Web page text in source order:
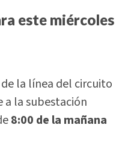
este miércoles
la línea del circuito
a la subestación
8:00 de la mañana